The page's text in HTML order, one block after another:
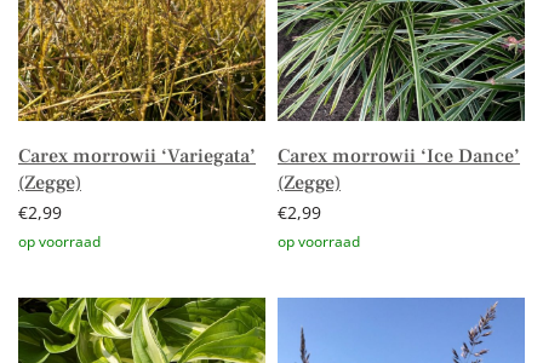
Carex morrowii ‘Variegata’
(Zegge)
€2,99
Carex morrowii ‘Ice Dance’
(Zegge)
€2,99